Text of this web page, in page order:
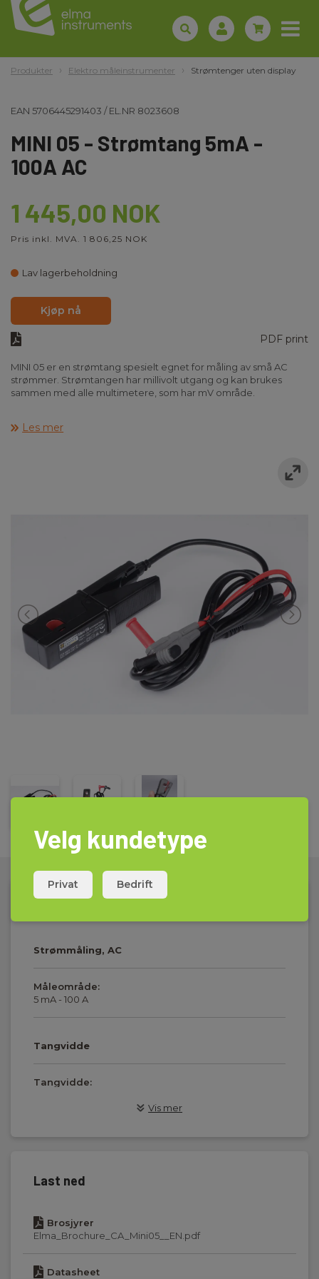
Produkter Elektro måleinstrumenter Strømtenger uten display
EAN 5706445291403 /EL.NR 8023608
MINI 05 - Strømtang 5mA -
100A AC
1 445,00 NOK
Pris inkl. MVA. 1 806,25 NOK
Lav lagerbeholdning
Kjøp nå
PDF print
MINI 05 er en strømtang spesielt egnet for måling av små AC
strømmer. Strømtangen har millivolt utgang og kan brukes
sammen med alle multimetere, som har mV område.
med fastmontert måleledning, batteri og brukerveiledning.
Les mer
Strømmåling, AC
Måleområde:
5 mA - 100 A
Tangvidde
Tangvidde:
Utgangssignal:
Tilkoblingsplugg:
Ø4 bananplugg
Ledningslengde:
Vis mer
Last ned
Brosjyrer
Elma_Brochure_CA_Mini05__EN.pdf
Datasheet
Velg kundetype
Privat Bedrift